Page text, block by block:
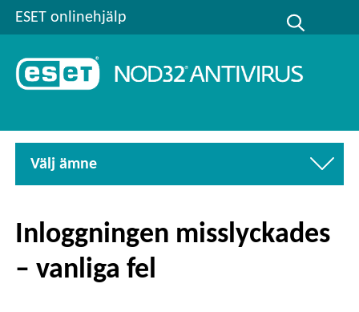
ESET onlinehjälp
Välj ämne
Inloggningen misslyckades
– vanliga fel